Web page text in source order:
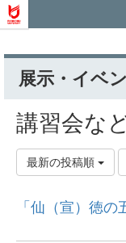
展示・イベ
講習会な
最新の投稿順
「仙（宣）徳